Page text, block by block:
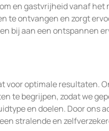
en gastvrijheid vanaf het
te ontvangen en zorgt
bij aan een ontspannen
voor optimale resultaten.
te begrijpen, zodat we
en doelen. Door ons
stralende en